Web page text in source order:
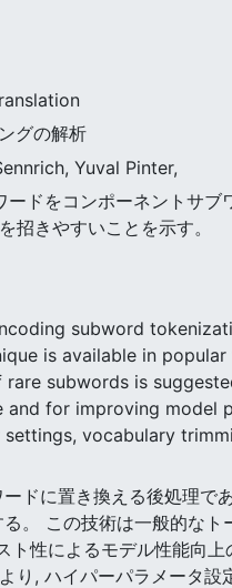
グの解析
Yuval Pinter,
をコンポーネントサブ
招きやすいことを示す。
subword
is available in
subwords is
for improving model
vocabulary
ドに置き換える後処理
。 この技術は一般的なト
性によるモデル性能向
り, ハイパーパラメータ